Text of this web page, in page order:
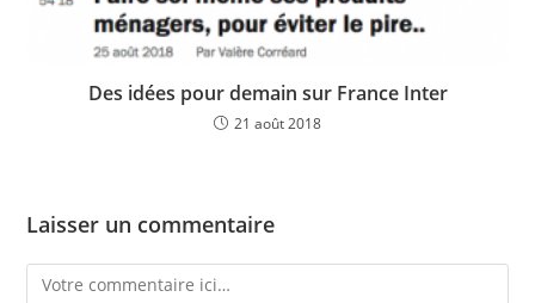
Des idées pour demain sur France Inter
21 août 2018
Laisser un commentaire
Comment